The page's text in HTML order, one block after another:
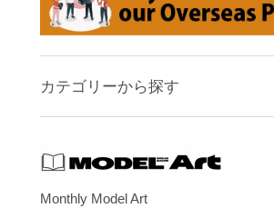
カテゴリーから探す
Monthly Model Art